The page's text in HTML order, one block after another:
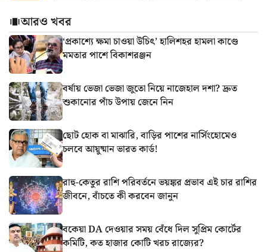
আরও খবর
‘প্রকাশ্যে ক্ষমা চাওয়া উচিৎ’ হালিশহর হামলা কাণ্ডে
মমতার পাশে বিকাশরঞ্জন
বর্ষায় ভেজা ভেজা জুতো নিয়ে নাজেহাল দশা? দ্রুত
শুকানোর পাঁচ উপায় জেনে নিন
ছোট হোক বা মাঝারি, বাড়ির পাশের নার্সিংহোমেও
চলবে আয়ুষ্মান ভারত কার্ড!
রাহু-কেতুর রাশি পরিবর্তনে ভয়ঙ্কর প্রভাব এই চার রাশির
জীবনে, বাঁচতে কী করবেন জানুন
বকেয়া DA দেওয়ার সময় বেঁধে দিল সুপ্রিম কোর্টের
কমিটি, কত হাজার কোটি খরচ রাজ্যের?